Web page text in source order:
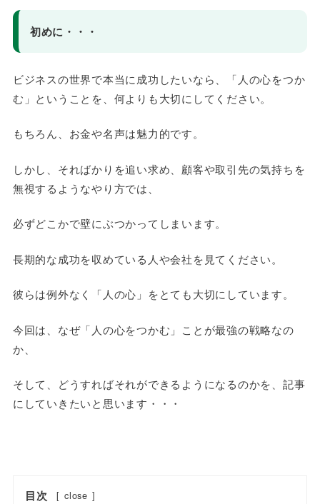
初めに・・・
ビジネスの世界で本当に成功したいなら、「人の心をつか
む」ということを、何よりも大切にしてください。
もちろん、お金や名声は魅力的です。
しかし、そればかりを追い求め、顧客や取引先の気持ちを
無視するようなやり方では、
必ずどこかで壁にぶつかってしまいます。
長期的な成功を収めている人や会社を見てください。
彼らは例外なく「人の心」をとても大切にしています。
今回は、なぜ「人の心をつかむ」ことが最強の戦略なの
か、
そして、どうすればそれができるようになるのかを、記事
にしていきたいと思います・・・
目次 [ close ]